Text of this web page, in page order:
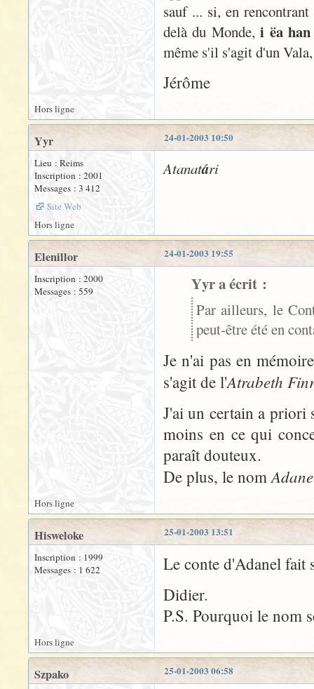
sauf ... si, en
delà du Monde,i ëa han
même s'il s'agit d'un
Jérôme
Hors ligne
24-01-2003 10:50
Yyr
Lieu : Reims
Inscription : 2001
Messages : 3 412
Site Web
Atanatári
Hors ligne
24-01-2003 19:55
Elenillor
Inscription : 2000
Messages : 559
Yyr a écrit :
Par ailleurs, le
peut-être été en
Je n'ai pas en
s'agit de l'Atrabeth
J'ai un certain a priori
moins en ce qui
paraît douteux.
De plus, le nom
Hors ligne
25-01-2003 13:51
Hisweloke
Inscription : 1999
Messages : 1 622
Le conte d'Adanel fait
Didier.
P.S. Pourquoi le nom
Hors ligne
25-01-2003 06:58
Szpako